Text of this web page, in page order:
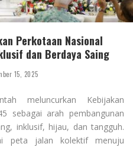
Perkotaan Nasional
dan Berdaya Saing
15, 2025
meluncurkan Kebijakan
sebagai arah pembangunan
inklusif, hijau, dan tangguh.
peta jalan kolektif menuju